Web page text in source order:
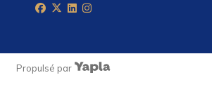
facebook
x-twitterlinkedininstagram
Propulsé par